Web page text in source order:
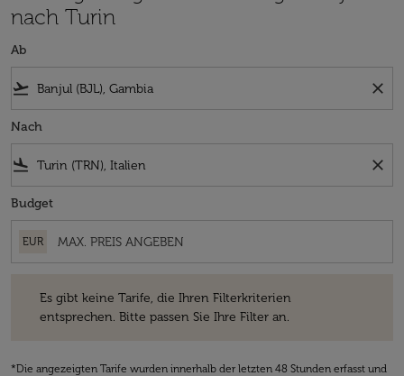
nach Turin
Ab
flight_takeoff close
Nach
flight_land close
Budget
EUR
Es gibt keine Tarife, die Ihren Filterkriterien
entsprechen. Bitte passen Sie Ihre Filter an.
*Die angezeigten Tarife wurden innerhalb der letzten 48 Stunden erfasst und